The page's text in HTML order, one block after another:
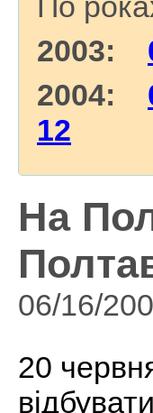
2003:
2004:
12
На
06/16/
20